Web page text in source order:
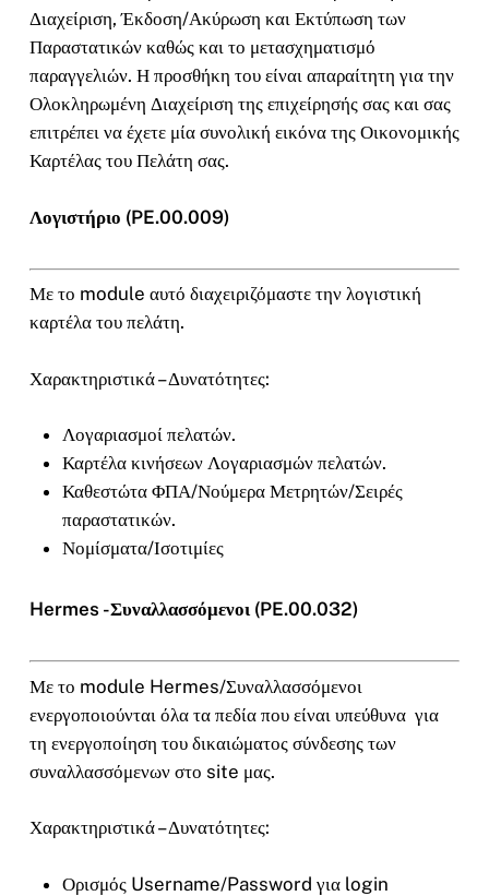
Διαχείριση, Έκδοση/Ακύρωση και Εκτύπωση των
Παραστατικών καθώς και το μετασχηματισμό
παραγγελιών. Η προσθήκη του είναι απαραίτητη για την
Ολοκληρωμένη Διαχείριση της επιχείρησής σας και σας
επιτρέπει να έχετε μία συνολική εικόνα της Οικονομικής
Καρτέλας του Πελάτη σας.
Λογιστήριο (PE.00.009)
Με το module αυτό διαχειριζόμαστε την λογιστική
καρτέλα του πελάτη.
Χαρακτηριστικά – Δυνατότητες:
Λογαριασμοί πελατών.
Καρτέλα κινήσεων Λογαριασμών πελατών.
Καθεστώτα ΦΠΑ/Νούμερα Μετρητών/Σειρές
παραστατικών.
Νομίσματα/Ισοτιμίες
Hermes -Συναλλασσόμενοι (PE.00.032)
Με το module Hermes/Συναλλασσόμενοι
ενεργοποιούνται όλα τα πεδία που είναι υπεύθυνα για
τη ενεργοποίηση του δικαιώματος σύνδεσης των
συναλλασσόμενων στο site μας.
Χαρακτηριστικά – Δυνατότητες:
Ορισμός Username/Password για login